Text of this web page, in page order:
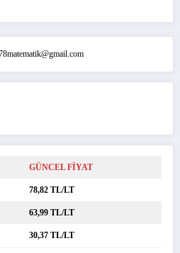
GÜNCEL FİYAT
78,82 TL/LT
63,99 TL/LT
30,37 TL/LT